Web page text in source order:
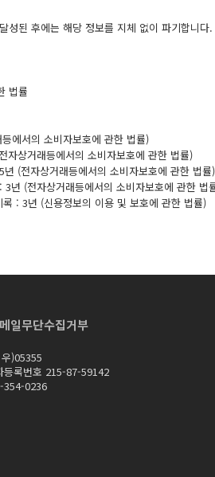
성된 후에는 해당 정보를 지체 없이 파기합니
법률
에서의 소비자보호에 관한 법률)
상거래등에서의 소비자보호에 관한 법률)
(전자상거래등에서의 소비자보호에 관한 법률)
년 (전자상거래등에서의 소비자보호에 관한 법
: 3년 (신용정보의 이용 및 보호에 관한 법률)
일무단수집거부
)05355
등록번호 215-87-59142
354-0236